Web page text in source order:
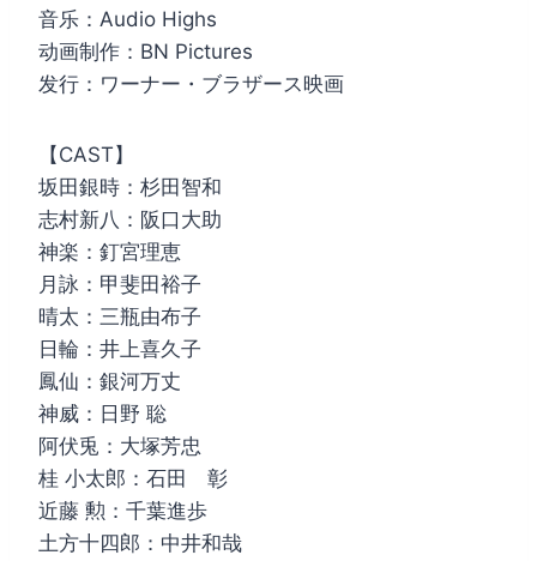
音乐：Audio Highs
动画制作：BN Pictures
发行：ワーナー・ブラザース映画
【CAST】
坂田銀時：杉田智和
志村新八：阪口大助
神楽：釘宮理恵
月詠：甲斐田裕子
晴太：三瓶由布子
日輪：井上喜久子
鳳仙：銀河万丈
神威：日野 聡
阿伏兎：大塚芳忠
桂 小太郎：石田 彰
近藤 勲：千葉進歩
土方十四郎：中井和哉